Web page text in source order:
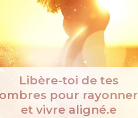
Libère-toi de tes
ombres pour rayonner
et vivre aligné.e